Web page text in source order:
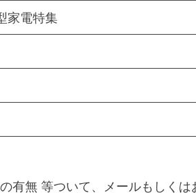
家電特集
有無 等ついて、メールもしくは